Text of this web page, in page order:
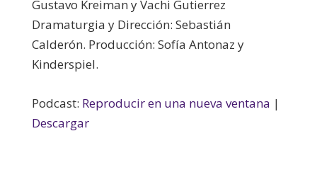
Gustavo Kreiman y Vachi Gutierrez
Dramaturgia y Dirección: Sebastián
Calderón. Producción: Sofía Antonaz y
Kinderspiel.
Podcast: Reproducir en una nueva ventana |
Descargar